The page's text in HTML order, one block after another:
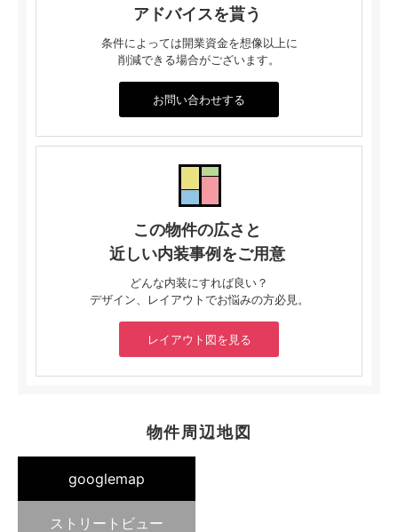
アドバイスを貰う
条件によっては開業資金を想像以上に
削減できる場合がございます。
お問い合わせする
この物件の広さと
近しい内装事例をご用意
どんな内装にすれば良い？
デザイン、レイアウトでお悩みの方必見。
レイアウト図を見る
物件周辺地図
googlemap
ストリートビュー